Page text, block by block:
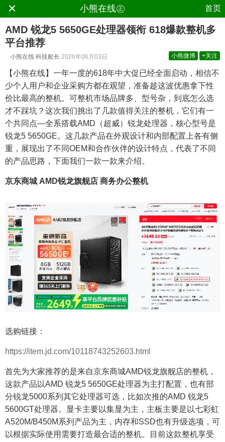
× 小熊在线㊣ 首页
AMD 锐龙5 5650GE处理器领衔 618爆款整机多
平台推荐
小熊在线 科技船长 2026年06月03日 小熊微博 +关注
【小熊在线】一年一度的618年中大促已经全面启动，相信不
少个人用户和企业采购方都在观望，准备趁这波优惠拿下性
价比最高的整机。可整机市场品牌多、型号杂，到底怎么选
才不踩坑？这次我们挑出了几款值得关注的整机，它们有一
个共同点—全系搭载AMD（超威）锐龙处理器，核心型号是
锐龙5 5650GE。这几款产品在外观设计和内部配置上各有侧
重，展现出了不同OEM和合作伙伴的设计特点，代表了不同
的产品思路，下面我们一款一款来介绍。
京东商城 AMD锐龙旗舰店 商务办公整机
选购链接：
https://item.jd.com/10118743252603.html
首先为大家推荐的是来自京东商城AMD锐龙旗舰店的整机，
这款产品以AMD 锐龙5 5650GE处理器为主打配置，也有部
分锐龙5000系列其它处理器可选，比如次推的AMD 锐龙5
5600GT处理器。显卡主要以集显为主，主板主要是以七彩虹
A520M/B450M系列产品为主，内存和SSD也有升级选项，可
以根据实际使用需要打造最合适的整机。目前这款整机享受